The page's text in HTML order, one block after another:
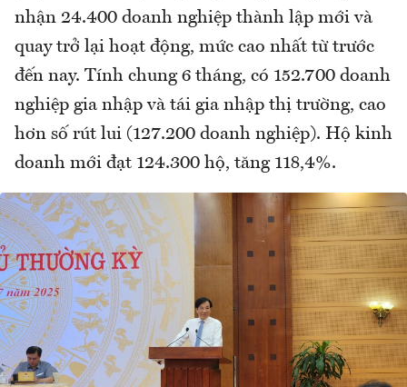
nhận 24.400 doanh nghiệp thành lập mới và
quay trở lại hoạt động, mức cao nhất từ trước
đến nay. Tính chung 6 tháng, có 152.700 doanh
nghiệp gia nhập và tái gia nhập thị trường, cao
hơn số rút lui (127.200 doanh nghiệp). Hộ kinh
doanh mới đạt 124.300 hộ, tăng 118,4%.